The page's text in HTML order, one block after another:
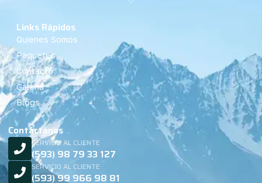
Links Rápidos
Quienes Somos
Paquetes
Contacto
Galería
Blogs
Contáctanos
SERVICIO AL CLIENTE
(593) 98 79 33 127
SERVICIO AL CLIENTE
(593) 99 966 98 81